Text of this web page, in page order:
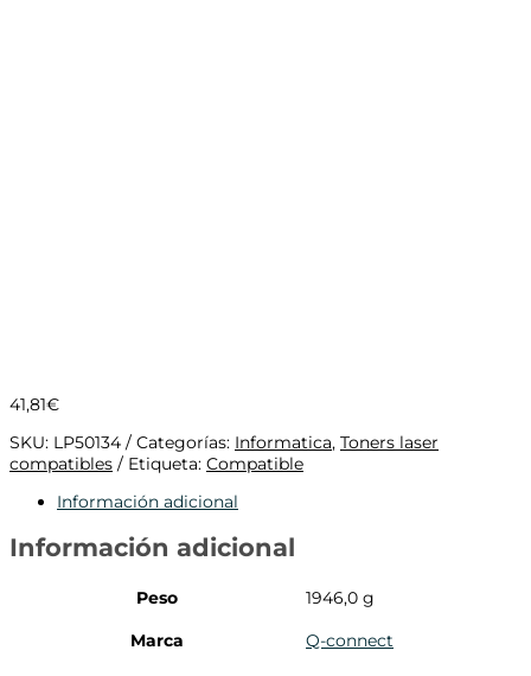
41,81€
SKU: LP50134 Categorías: Informatica, Toners laser
compatibles
Etiqueta: Compatible
Información adicional
Información adicional
Peso
1946,0 g
Marca
Q-connect